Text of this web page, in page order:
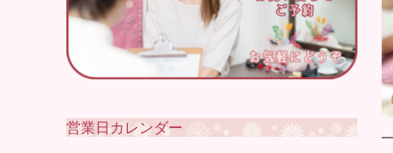
営業日カレンダー